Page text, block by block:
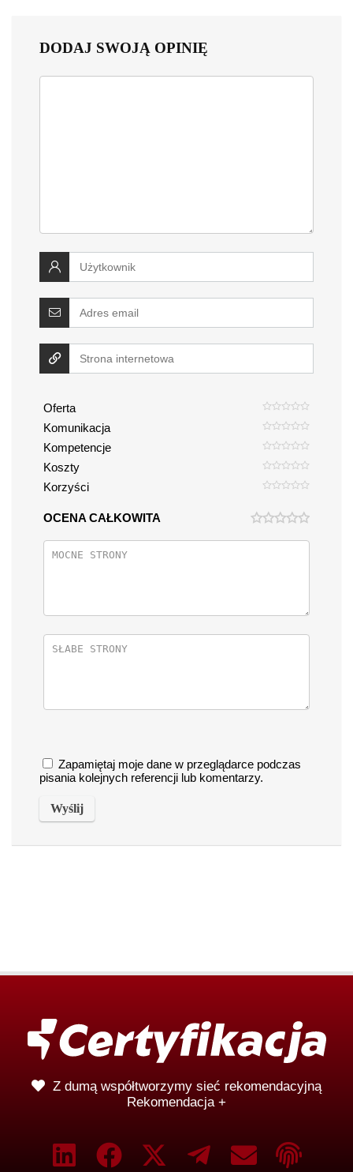
DODAJ SWOJĄ OPINIĘ
Oferta
Komunikacja
Kompetencje
Koszty
Korzyści
OCENA CAŁKOWITA
Zapamiętaj moje dane w przeglądarce podczas
pisania kolejnych referencji lub komentarzy.
Z dumą współtworzymy sieć rekomendacyjną
Rekomendacja +